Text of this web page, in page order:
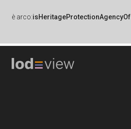
è arco:isHeritageProtectionAgencyOf